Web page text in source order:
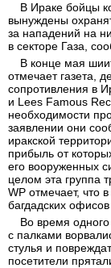
В Ираке бойцы
вынуждены
за нападений на
в секторе Газа,
В конце мая
отмечает газета,
сопротивления в
и Lees Famous
необходимости
заявлении они
иракской
прибыль от
его вооруженных
целом эта группа
WP отмечает, что
багдадских
Во время
с палками
стулья и
посетители